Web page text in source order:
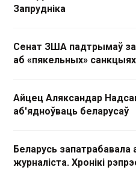
Запрудніка
Сенат ЗША падтрымаў
аб «пякельных»
Айцец Аляксандар
аб'ядноўваць беларусаў
Беларусь
журналіста. Хронікі